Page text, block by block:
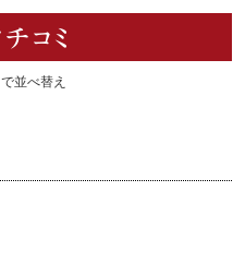
で並べ替え